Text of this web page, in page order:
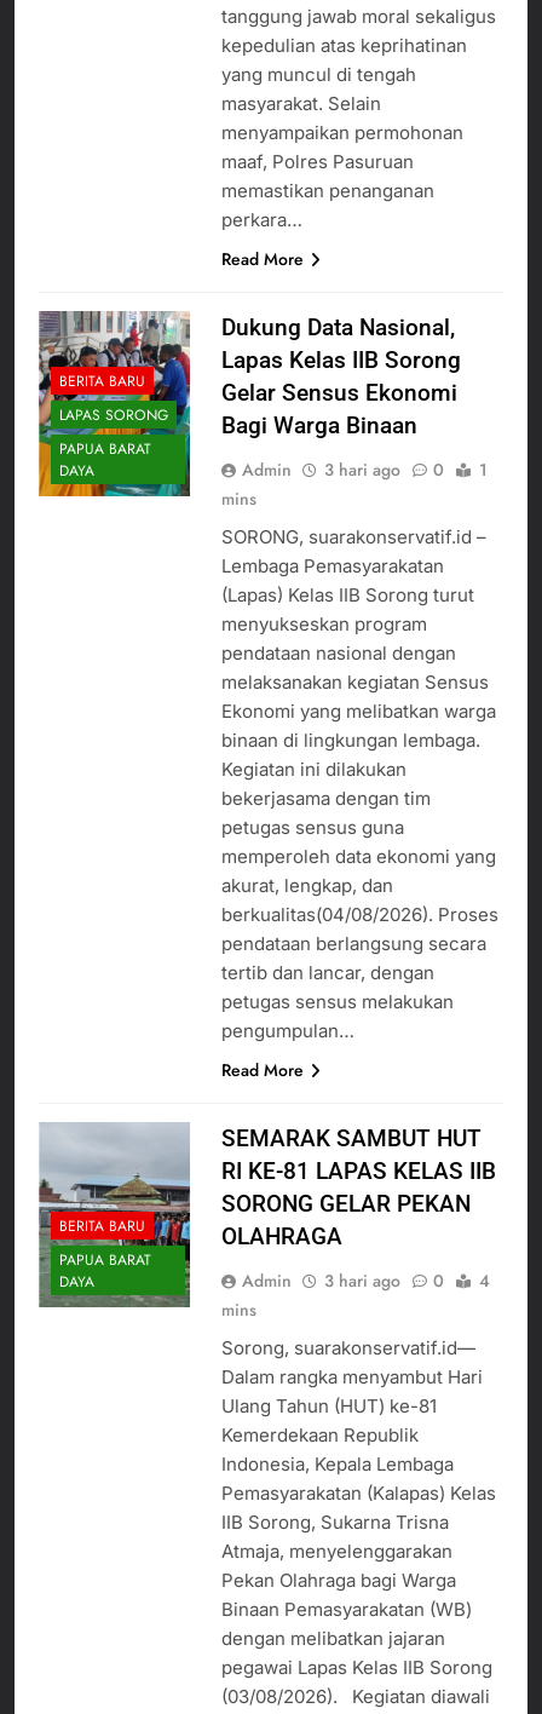
tanggung jawab moral sekaligus
kepedulian atas keprihatinan
yang muncul di tengah
masyarakat. Selain
menyampaikan permohonan
maaf, Polres Pasuruan
memastikan penanganan
perkara…
Read More
BERITA BARU
LAPAS SORONG
PAPUA BARAT
DAYA
Dukung Data Nasional,
Lapas Kelas IIB Sorong
Gelar Sensus Ekonomi
Bagi Warga Binaan
Admin 3 hari ago 0
1
mins
SORONG, suarakonservatif.id –
Lembaga Pemasyarakatan
(Lapas) Kelas IIB Sorong turut
menyukseskan program
pendataan nasional dengan
melaksanakan kegiatan Sensus
Ekonomi yang melibatkan warga
binaan di lingkungan lembaga.
Kegiatan ini dilakukan
bekerjasama dengan tim
petugas sensus guna
memperoleh data ekonomi yang
akurat, lengkap, dan
berkualitas(04/08/2026). Proses
pendataan berlangsung secara
tertib dan lancar, dengan
petugas sensus melakukan
pengumpulan…
Read More
BERITA BARU
PAPUA BARAT
DAYA
SEMARAK SAMBUT HUT
RI KE-81 LAPAS KELAS IIB
SORONG GELAR PEKAN
OLAHRAGA
Admin 3 hari ago 0
4
mins
Sorong, suarakonservatif.id—
Dalam rangka menyambut Hari
Ulang Tahun (HUT) ke-81
Kemerdekaan Republik
Indonesia, Kepala Lembaga
Pemasyarakatan (Kalapas) Kelas
IIB Sorong, Sukarna Trisna
Atmaja, menyelenggarakan
Pekan Olahraga bagi Warga
Binaan Pemasyarakatan (WB)
dengan melibatkan jajaran
pegawai Lapas Kelas IIB Sorong
(03/08/2026). Kegiatan diawali